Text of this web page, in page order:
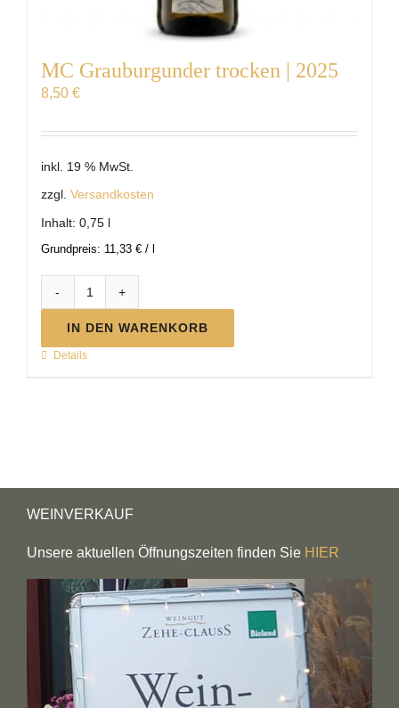
MC Grauburgunder trocken | 2025
8,50 €
inkl. 19 % MwSt.
zzgl. Versandkosten
Inhalt: 0,75 l
Grundpreis: 11,33 €/
Grauburgunder
trocken
IN DEN WARENKORB
Details
WEINVERKAUF
Unsere aktuellen Öffnungszeiten finden Sie HIER